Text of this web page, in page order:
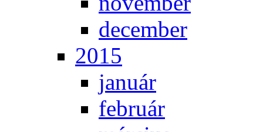
de­cem­ber
2015
ja­nu­ár
feb­ru­ár